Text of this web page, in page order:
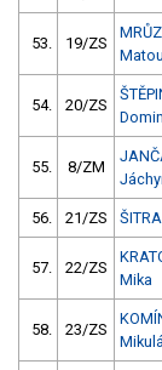
53. 19/ZS
54. 20/ZS
55. 8/ZM
56. 21/ZS
57. 22/ZS
Mika
58. 23/ZS